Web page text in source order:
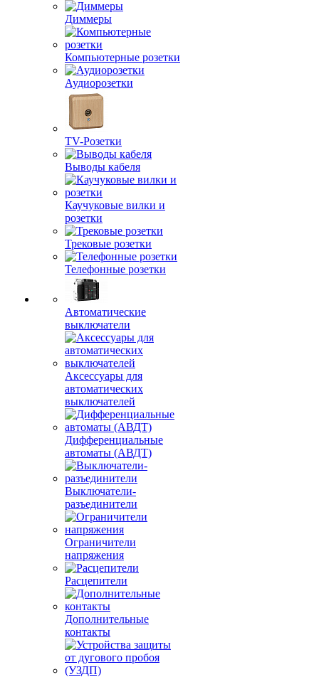
Диммеры
Компьютерные розетки
Аудиорозетки
TV-Розетки
Выводы кабеля
Каучуковые вилки и
розетки
Трековые розетки
Телефонные розетки
Автоматические
выключатели
Аксессуары для
автоматических
выключателей
Дифференциальные
автоматы (АВДТ)
Выключатели-
разъединители
Ограничители
напряжения
Расцепители
Дополнительные
контакты